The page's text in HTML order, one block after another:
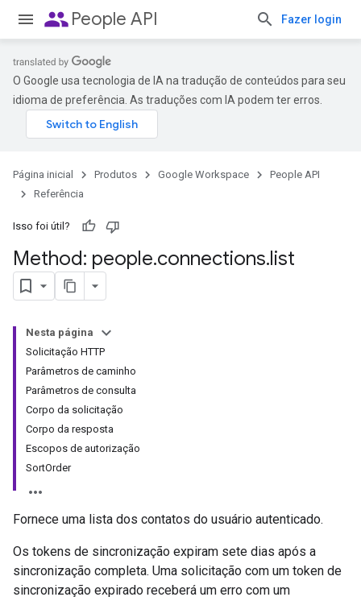
peoplePeople API Fazer login
O Google usa tecnologia de IA na tradução de conteúdos para seu
idioma de preferência. As traduções com IA podem ter erros.
Página inicial Produtos Google Workspace
People API
Referência
Isso foi útil?
Method: people.connections.list
Nesta página
Solicitação HTTP
Parâmetros de caminho
Parâmetros de consulta
Corpo da solicitação
Corpo da resposta
Escopos de autorização
SortOrder
Fornece uma lista dos contatos do usuário autenticado.
Os tokens de sincronização expiram sete dias após a
sincronização completa. Uma solicitação com um token de
sincronização expirado receberá um erro com um